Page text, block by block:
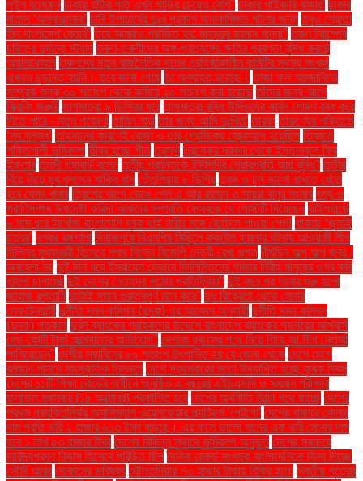
লুইস বলেছেন ঢাকায় হাঁটার গতি এখন গাড়ির চেয়েও বেশি'' ঢাকার পাইকারি বাজার' ঢাকার
বাতাস ‘অস্বাস্থ্যকর’ ঢাবি উপাচার্যের দুঃখ প্রকাশ অনাকাঙ্ক্ষিত ঘটনার জন্য তবুও শ্রোতা
হীন বাংলাদেশ বেতার” তবে আমরাও পরাজিত হব: মাহমুদুর রহমান মান্না" তরুণ ট্রাম্পের
চরিত্রে দুর্দান্ত স্ট্যান তরুণ-তরুণীদের অঙ্গ-প্রত্যঙ্গের ক্ষতির প্রবণতা বৃদ্ধি করছে
অ্যালকোহল তরুণদের নতুন রাজনৈতিক দলের প্রতিষ্ঠাকালীন কমিটির সদস্য সংখ্যা
এখনও চূড়ান্ত হয়নি। তবে জানা গেছে তা অব্যাহত রয়েছে। তাজা ফল আমদানিতে
সম্পূরক শুল্ক ৩০ শতাংশ থেকে কমিয়ে ২৫ শতাংশ করা হয়েছে তাঁদের জন্য আগে
স্ক্রিনিং জরুরি তাপমাত্রা ৯ ডিগ্রির ঘরে তাপমাত্রা বৃদ্ধি উদ্ভিদের কার্বন শোষণ বন্ধ করে
দিতে পারে - নতুন গবেষণা তামিল নাড়ু তার জন্য আমি দুঃখিত' তারকা তারুণ্যের শক্তিতে
‘সব সম্ভব’ তাহসানের কারণেই রোজা ও তার প্রেমিকের ব্রেকআপ হয়েছিল তিব্বতে
শক্তিশালী ভূমিকম্প তীব্র হচ্ছে শীত তুরস্ক তুরস্কের সরকার থেকে ইস্তানবুলে ফ্রি
ইফতার তুলসী গ্যাবার্ড বলেন তৃতীয় প্রান্তিকে ইউসিবির শেয়ারপ্রতি আয় বৃদ্ধি" তৃতীয়
বিয়ে নিয়ে মুখ খুললেন শাকিব খান তেঁতুলিয়ায় ৮ ডিগ্রি ত্বক ও চুল ভালো রাখতে খেতে
হবে যেসব খাবার ত্রিশের আগে ভেঙে গেল এ আর রহমান ও সায়রা বানুর সংসার ৎস্য ও
প্রাণিসম্পদ উপদেষ্টা ফরিদা আখতার সম্প্রতি ফেসবুকে যে পোস্টটি দিয়েছেন থাইল্যান্ডে
৬ মাস ধরে নিখোঁজ বাংলাদেশি যুবক থাই নারীর সঙ্গে হোটেলে পাওয়া গেল! থাকছে ‘জুলাই
চত্বর’ দশরথ রঙ্গশালা দিনাজপুরে বিএনপির মিছিলে ককটেল হামলার ঘটনায় আওয়ামী লীগ
দিল্লির মুখ্যমন্ত্রী হিসেবে শপথ নিলেন বিজেপি নেত্রী রেখা গুপ্ত দীর্ঘদিন অল্প অল্প জ্বর -
অবহেলা নয় দুই দিন ধরে ইসরায়েল যেভাবে ফিলিস্তিনের গাজার নিরীহ মানুষের ওপর বর্বর
হামলা চালাচ্ছে দুই দেশের নেতাদের কঠোর প্রতিক্রিয়া" দুই বছর পর আবার শুরু হলো
জাহাজ রপ্তানি দুটোই সমান গুরুত্বপূর্ণ মনে করে" দুধ বিক্রেতা থেকে সেনার
লেফটেন্যান্ট! দুর্নীতি দমন কমিশন (দুদক) এর আবেদন অনুযায়ী দুর্নীতি দমন কমিশন
(দুদক) গতকাল দুর্বল ব্যাংকের গ্রাহকদের উদ্দেশে বাংলাদেশ ব্যাংকের গভর্নরের আশ্বাস
দেড় কোটি টাকা আত্মসাতের অভিযোগ" দেশকে ধ্বংসের পথে নিয়ে গিয়ে আ.লীগ নেতারা
পালিয়েছেন" দেশীয় সয়াবিনের ৮০ শতাংশ উৎপাদিত হয় যে জেলা থেকে দেশে দেশে
রমজান পালনে সাংস্কৃতিক ভিন্নতা দেশে প্রথমবারের মতো উদযাপিত হচ্ছে কৃষক দিবস
দেশের ১১টি শিক্ষা বোর্ডের অধীনে অনুষ্ঠিত এ বছরের এইচএসসি ও সমমান পরীক্ষার
ফলাফল মঙ্গলবার (১৫ অক্টোবর) প্রকাশিত হবে দেশের অর্থনীতি উল্টো পথে যাচ্ছে দেশের
প্রথম প্রযুক্তিনির্ভর অ্যানিম্যাল ওয়েলফেয়ার প্ল্যাটফর্ম 'পেটগো' দেশের বাজারে সোনার
দাম প্রতি ভরি ২ হাজার ৬১৩ টাকা বাড়ছে। এর ফলে ভালো মানের এক ভরি সোনার দাম
হবে ১ লাখ ৫৩ হাজার টাকা দেশের বিভিন্ন স্থানে ভূমিকম্প অনুভূত দেশের সবচেয়ে
দারিদ্র্যপ্রবণ বিভাগ হিসেবে পরিচিত ছিল দৈনিক রেকর্ড সংখ্যক বাংলাদেশিকে ভিসা দিচ্ছে
সৌদি আরব দোকানের ভবিষ্যৎ দৌলতদিয়ায় ৭৩ হাজার টাকায় বিক্রি হলো দ্বিতীয় পুত্রের